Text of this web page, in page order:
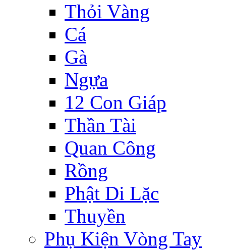
Thỏi Vàng
Cá
Gà
Ngựa
12 Con Giáp
Thần Tài
Quan Công
Rồng
Phật Di Lặc
Thuyền
Phụ Kiện Vòng Tay